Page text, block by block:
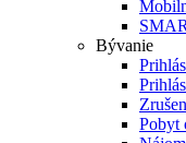
Bývanie
Pobyt